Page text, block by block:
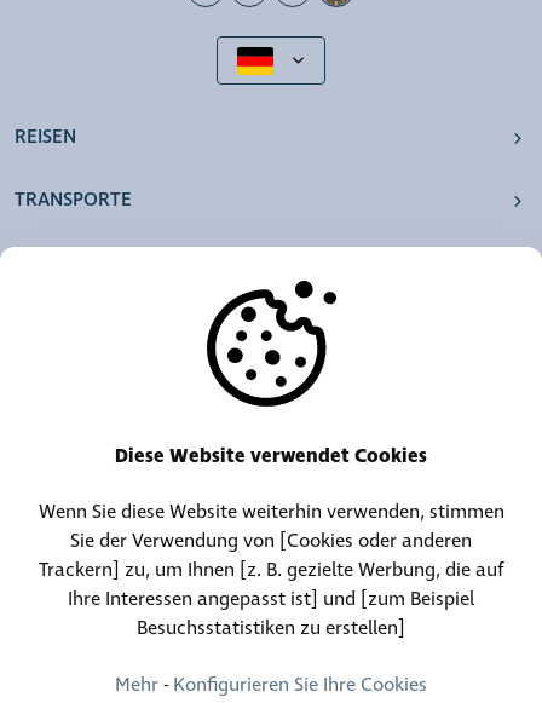
REISEN
TRANSPORTE
Telefonzentrale:
(+352) 30 01 46-1
Kontakt für Fundgegenstände
(+352) 30 01 46 84
(+352) 30 01 46 80 (24/24, 7/7)
Diese Website verwendet Cookies
Wenn Sie diese Website weiterhin verwenden, stimmen
Sie der Verwendung von [Cookies oder anderen
Trackern] zu, um Ihnen [z. B. gezielte Werbung, die auf
Ihre Interessen angepasst ist] und [zum Beispiel
Besuchsstatistiken zu erstellen]
Mehr-Konfigurieren Sie Ihre Cookies